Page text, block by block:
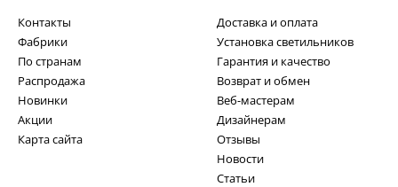
Контакты
Фабрики
По странам
Распродажа
Новинки
Акции
Карта сайта
Доставка и оплата
Установка светильников
Гарантия и качество
Возврат и обмен
Веб-мастерам
Дизайнерам
Отзывы
Новости
Статьи